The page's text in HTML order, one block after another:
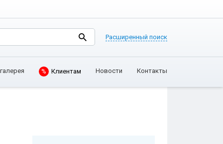
Расширенный поиск
% Клиентам Новости Контакты